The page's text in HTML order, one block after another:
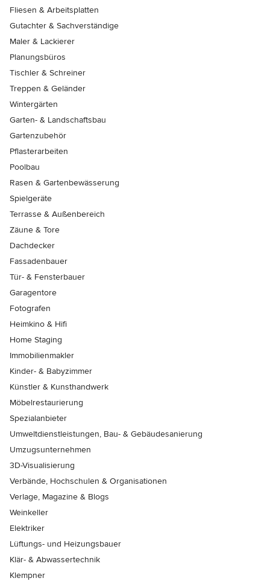
Fliesen & Arbeitsplatten
Gutachter & Sachverständige
Maler & Lackierer
Planungsbüros
Tischler & Schreiner
Treppen & Geländer
Wintergärten
Garten- & Landschaftsbau
Gartenzubehör
Pflasterarbeiten
Poolbau
Rasen & Gartenbewässerung
Spielgeräte
Terrasse & Außenbereich
Zäune & Tore
Dachdecker
Fassadenbauer
Tür- & Fensterbauer
Garagentore
Fotografen
Heimkino & Hifi
Home Staging
Immobilienmakler
Kinder- & Babyzimmer
Künstler & Kunsthandwerk
Möbelrestaurierung
Spezialanbieter
Umweltdienstleistungen, Bau- & Gebäudesanierung
Umzugsunternehmen
3D-Visualisierung
Verbände, Hochschulen & Organisationen
Verlage, Magazine & Blogs
Weinkeller
Elektriker
Lüftungs- und Heizungsbauer
Klär- & Abwassertechnik
Klempner